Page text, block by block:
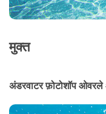
मुक्त
अंडरवाटर फ़ोटोशॉप